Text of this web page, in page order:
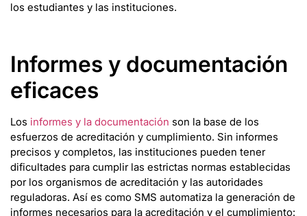
los estudiantes y las instituciones.
Informes y documentación
eficaces
Los informes y la documentación son la base de los
esfuerzos de acreditación y cumplimiento. Sin informes
precisos y completos, las instituciones pueden tener
dificultades para cumplir las estrictas normas establecidas
por los organismos de acreditación y las autoridades
reguladoras. Así es como SMS automatiza la generación de
informes necesarios para la acreditación y el cumplimiento: